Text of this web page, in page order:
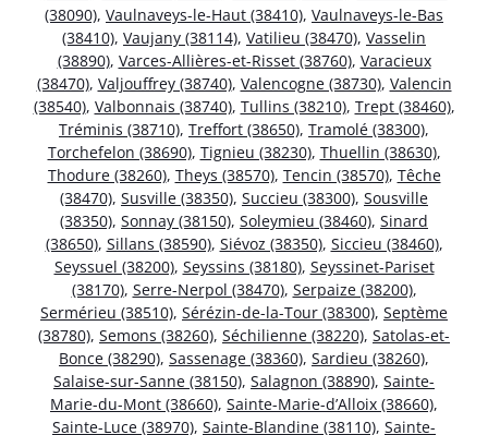
(38090), Vaulnaveys-le-Haut (38410), Vaulnaveys-le-Bas
(38410), Vaujany (38114), Vatilieu (38470), Vasselin
(38890), Varces-Allières-et-Risset (38760), Varacieux
(38470), Valjouffrey (38740), Valencogne (38730), Valencin
(38540), Valbonnais (38740), Tullins (38210), Trept (38460),
Tréminis (38710), Treffort (38650), Tramolé (38300),
Torchefelon (38690), Tignieu (38230), Thuellin (38630),
Thodure (38260), Theys (38570), Tencin (38570), Têche
(38470), Susville (38350), Succieu (38300), Sousville
(38350), Sonnay (38150), Soleymieu (38460), Sinard
(38650), Sillans (38590), Siévoz (38350), Siccieu (38460),
Seyssuel (38200), Seyssins (38180), Seyssinet-Pariset
(38170), Serre-Nerpol (38470), Serpaize (38200),
Sermérieu (38510), Sérézin-de-la-Tour (38300), Septème
(38780), Semons (38260), Séchilienne (38220), Satolas-et-
Bonce (38290), Sassenage (38360), Sardieu (38260),
Salaise-sur-Sanne (38150), Salagnon (38890), Sainte-
Marie-du-Mont (38660), Sainte-Marie-d’Alloix (38660),
Sainte-Luce (38970), Sainte-Blandine (38110), Sainte-